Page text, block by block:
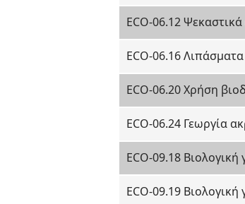
ECO-06.12
ECO-06.16
ECO-06.20 Χρήση
ECO-06.24 Γεωργία
ECO-09.18
ECO-09.19